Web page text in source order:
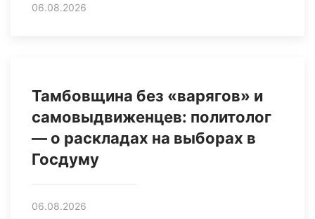
06.08.2026
Тамбовщина без «варягов» и
самовыдвиженцев: политолог
— о раскладах на выборах в
Госдуму
06.08.2026